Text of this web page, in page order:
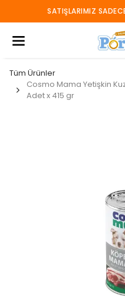
SATIŞLARIMIZ
Tüm Ürünler
Cosmo Mama Yetişkin
Adet x 415 gr